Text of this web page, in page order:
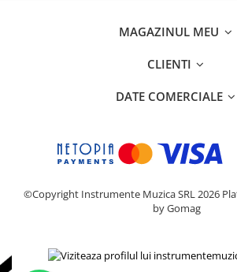
MAGAZINUL MEU
CLIENTI
DATE COMERCIALE
©Copyright Instrumente Muzica SRL 2026
by Gomag